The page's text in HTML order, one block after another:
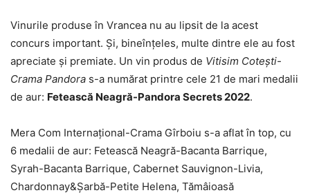
Vinurile produse în Vrancea nu au lipsit de la acest
concurs important. Și, bineînțeles, multe dintre ele au fost
apreciate și premiate. Un vin produs de Vitisim Cotești-
Crama Pandora s-a numărat printre cele 21 de mari medalii
de aur: Fetească Neagră-Pandora Secrets 2022.
Mera Com Internațional-Crama Gîrboiu s-a aflat în top, cu
6 medalii de aur: Fetească Neagră-Bacanta Barrique,
Syrah-Bacanta Barrique, Cabernet Sauvignon-Livia,
Chardonnay&Șarbă-Petite Helena, Tămâioasă